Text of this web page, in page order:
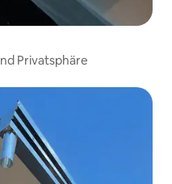
Privatsphäre